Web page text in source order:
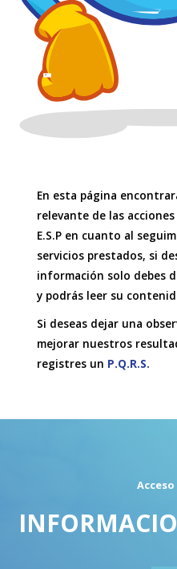
En esta página
relevante de las
E.S.P en cuanto al
servicios prestados, si
información solo debes
y podrás leer su
Si deseas dejar una
mejorar nuestros
registres un P.Q.R.S.